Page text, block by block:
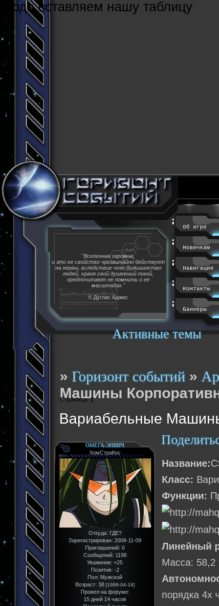
Cюда вставляем нашу таблицу
Активные темы
"Вселенная огромна,
и это ее свойство чрезвычайно действует
на нервы, вследствие чего большинство
людей, храня свой душевный покой,
предпочитают не помнить о ее
масштабах."
© Дуглас Адамс
Об игре
Новичкам
Навигация
Контакты
Баннеры
»Горизонт событий »
Машины
Вариабельные
Страница:1
ОМЕГА-ЭНВИЧ
ХомСтраКос
Откуда: ГДЕ?
Зарегистрирован: 2008-11-09
Приглашений: 0
Сообщений: 1198
Уважение: +25
Позитив: -2
Пол: Мужской
Возраст: 38[1988-04-18]
Провел на форуме:
15 дней 14 часов
Название:
Класс:
Функции:
Линейный
Масса: 58,2
порядка 4х